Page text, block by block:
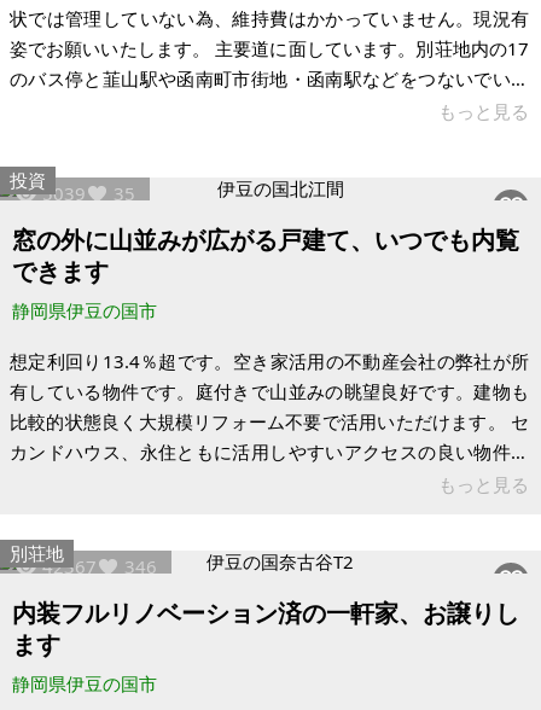
状では管理していない為、維持費はかかっていません。現況有
姿でお願いいたします。 主要道に面しています。別荘地内の17
のバス停と韮山駅や函南町市街地・函南駅などをつないでいる
「タウンバス」が利用できます。(詳細は管理組合にお問い合わ
す。敷地からの眺望はありません。 【物件概要】※土地のみ 場
所：静岡県伊豆の国市奈古谷 土地：116㎡ 建物：なし 構造：
現況：山林 希望価格：13.2万円 ※現状有姿、および公簿売買で
のお取引きとなります。 ※別荘地につき月々の管理費等と売買
に
もっと見る
5039 35
投資
窓の外に山並みが広がる戸建て、いつでも内覧
できます
静岡県伊豆の国市
想定利回り13.4％超です。空き家活用の不動産会社の弊社が所
有している物件です。庭付きで山並みの眺望良好です。建物も
比較的状態良く大規模リフォーム不要で活用いただけます。 セ
カンドハウス、永住ともに活用しやすいアクセスの良い物件で
す。適度に自然を感じる眺望もあり雰囲気の良いお家です。ク
渡し可能です。駐車場は1台分あります。 【物件概要】※古屋
付土地 場所：静岡県伊豆の国市北江間 土地：209.61 建物：
81.97 構造：木造2階建 現況：空室 想定年間賃料収入：66万円
想定月間賃料収入：5.5万円 ※現状有姿、および公簿売買で
もっと見る
42367 346
別荘地
内装フルリノベーション済の一軒家、お譲りし
ます
静岡県伊豆の国市